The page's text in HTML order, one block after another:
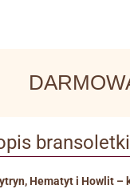
Hematyt i Howlit –